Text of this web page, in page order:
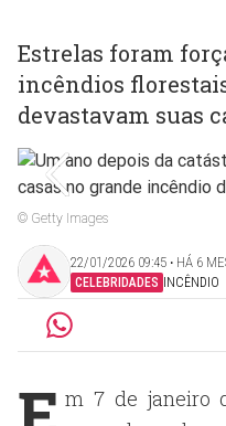
Estrelas foram
incêndios
devastavam suas
© Getty Images
22/01/2026 09:45 ‧ HÁ 6
CELEBRIDADES INCÊNDIO
m 7 de janeiro